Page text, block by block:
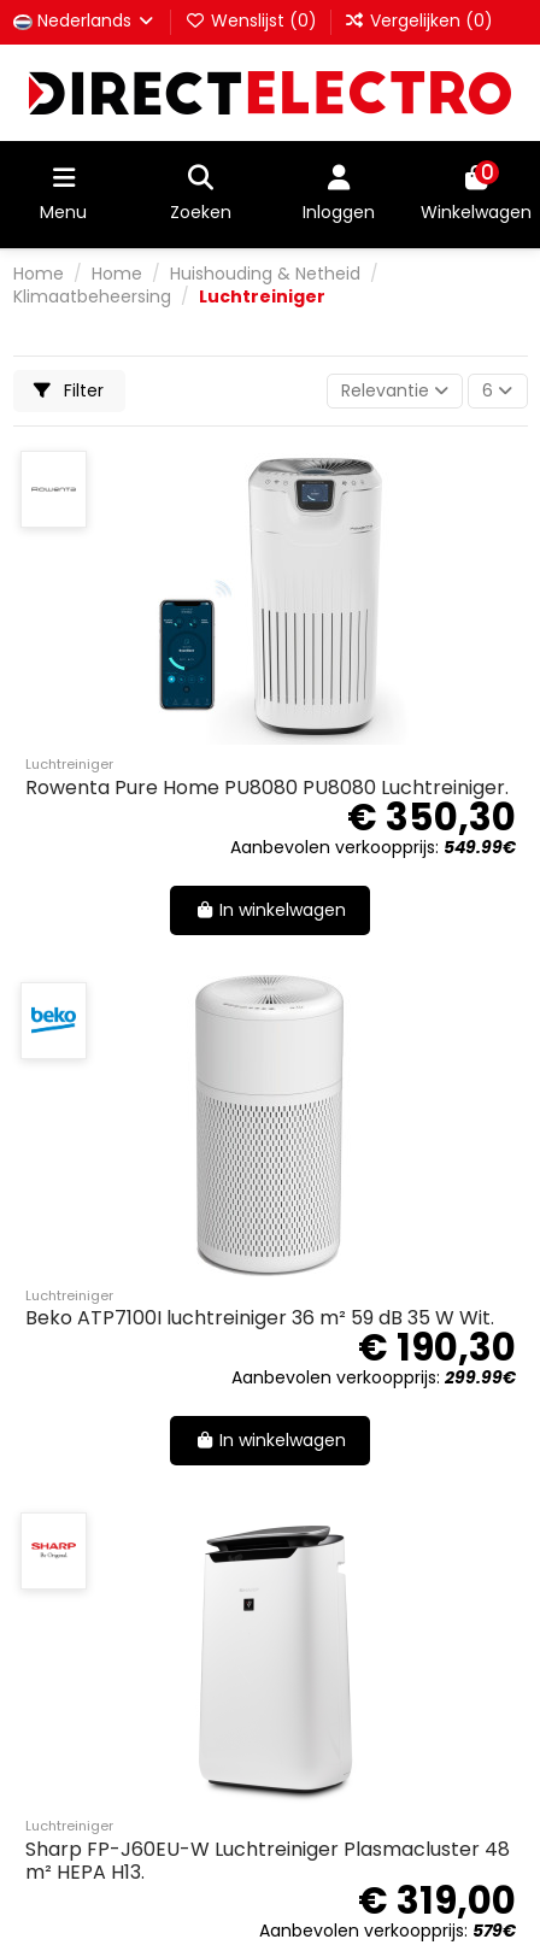
Nederlands Wenslijst (0) Vergelijken (0)
Menu Zoeken Inloggen
0
Winkelwagen
Home Home
Huishouding & Netheid
Klimaatbeheersing
Luchtreiniger
Filter Relevantie 6
Luchtreiniger
Rowenta Pure Home PU8080 PU8080 Luchtreiniger.
€ 350,30
Aanbevolen verkoopprijs: 549.99€
In winkelwagen
Luchtreiniger
Beko ATP7100I luchtreiniger 36 m² 59 dB 35 W Wit.
€ 190,30
Aanbevolen verkoopprijs: 299.99€
In winkelwagen
Luchtreiniger
Sharp FP-J60EU-W Luchtreiniger Plasmacluster 48
m² HEPA H13.
€ 319,00
Aanbevolen verkoopprijs: 579€